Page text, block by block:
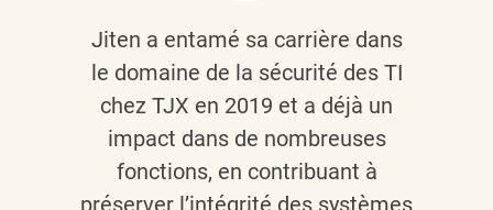
Jiten a entamé sa carrière dans
le domaine de la sécurité des TI
chez TJX en 2019 et a déjà un
impact dans de nombreuses
fonctions, en contribuant à
préserver l’intégrité des systèmes